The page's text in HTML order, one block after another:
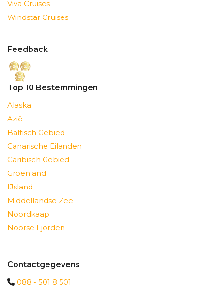
Viva Cruises
Windstar Cruises
Feedback
Top 10 Bestemmingen
Alaska
Azië
Baltisch Gebied
Canarische Eilanden
Caribisch Gebied
Groenland
IJsland
Middellandse Zee
Noordkaap
Noorse Fjorden
Contactgegevens
088 - 501 8 501